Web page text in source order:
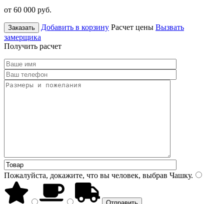
от 60 000 руб.
Заказать Добавить в корзину Расчет цены Вызвать
замерщика
Получить расчет
Пожалуйста, докажите, что вы человек, выбрав Чашку.